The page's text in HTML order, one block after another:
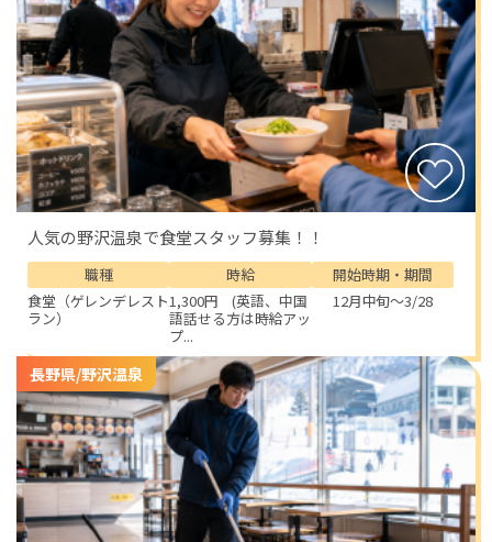
人気の野沢温泉で食堂スタッフ募集！！
職種
食堂（ゲレンデレスト
ラン）
時給
1,300円 (英語、中国
語話せる方は時給アッ
プ...
開始時期・期間
12月中旬～3/28
長野県/野沢温泉